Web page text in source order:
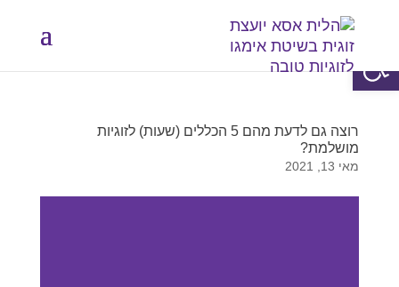
רוצה גם לדעת מהם 5 הכללים (שעות) לזוגיות
מושלמת?
מאי 13, 2021
פתח סרגל נגישות